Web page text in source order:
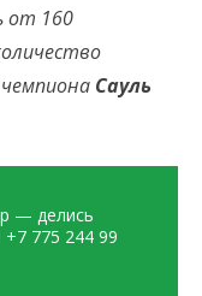
от 160
Сауль
— делись
775 244 99